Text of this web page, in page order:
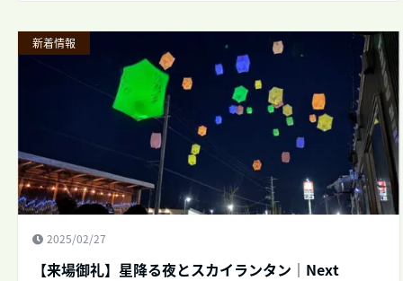
新着情報
2025/02/27
【来場御礼】星降る夜とスカイランタン｜Next